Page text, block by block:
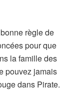
règle de
pour que
la famille des
pouvez jamais
dans Pirate.